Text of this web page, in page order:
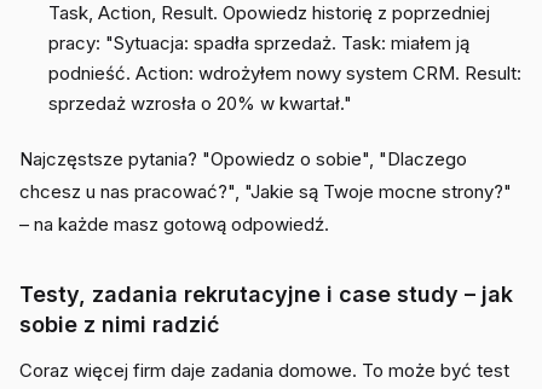
Task, Action, Result. Opowiedz historię z poprzedniej
pracy: "Sytuacja: spadła sprzedaż. Task: miałem ją
podnieść. Action: wdrożyłem nowy system CRM. Result:
sprzedaż wzrosła o 20% w kwartał."
Najczęstsze pytania? "Opowiedz o sobie", "Dlaczego
chcesz u nas pracować?", "Jakie są Twoje mocne strony?"
– na każde masz gotową odpowiedź.
Testy, zadania rekrutacyjne i case study – jak
sobie z nimi radzić
Coraz więcej firm daje zadania domowe. To może być test